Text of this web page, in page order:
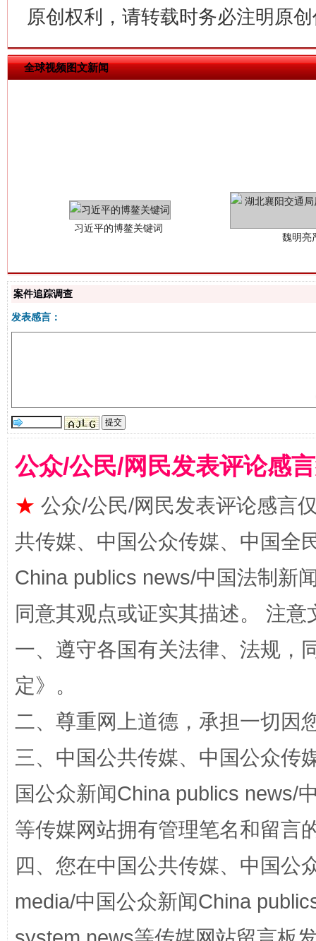
原创权利，请转载时务必注明原
全球视频图文新闻
揭批美国五大"原罪" "
解纷+调解+退费，一次搞定
站台名比不上好声名
案件追踪调查
发表感言：
公众/公民/网民发表评论感
★ 公众/公民/网民发表评论感言
共传媒、中国公众传媒、中国全
China publics news/中国法制新
同意其观点或证实其描述。 注
一、遵守各国有关法律、法规，
定》。
二、尊重网上道德，承担一切因
三、中国公共传媒、中国公众传
国公众新闻China publics news/
等传媒网站拥有管理笔名和留言
四、您在中国公共传媒、中国公
media/中国公众新闻China